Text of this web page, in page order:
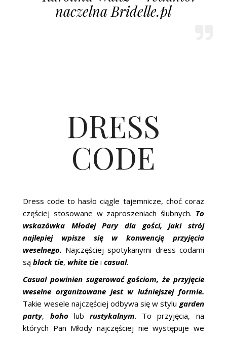
naczelna Bridelle.pl
DRESS
CODE
Dress code to hasło ciągle tajemnicze, choć coraz
częściej stosowane w zaproszeniach ślubnych. To
wskazówka Młodej Pary dla gości, jaki strój
najlepiej wpisze się w konwencję przyjęcia
weselnego. Najczęściej spotykanymi dress codami
sąblack tie, white tie icasual.
Casual powinien sugerować gościom, że przyjęcie
weselne organizowane jest w luźniejszej formie.
Takie wesele najczęściej odbywa się w stylu garden
party, boho lub rustykalnym. To przyjęcia, na
których Pan Młody najczęściej nie występuje we